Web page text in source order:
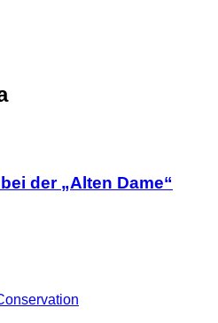
der „Alten Dame“